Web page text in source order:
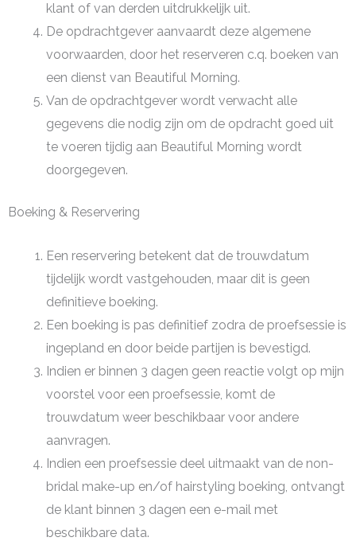
klant of van derden uitdrukkelijk uit.
De opdrachtgever aanvaardt deze algemene
voorwaarden, door het reserveren c.q. boeken van
een dienst van Beautiful Morning.
Van de opdrachtgever wordt verwacht alle
gegevens die nodig zijn om de opdracht goed uit
te voeren tijdig aan Beautiful Morning wordt
doorgegeven.
Boeking & Reservering
Een reservering betekent dat de trouwdatum
tijdelijk wordt vastgehouden, maar dit is geen
definitieve boeking.
Een boeking is pas definitief zodra de proefsessie is
ingepland en door beide partijen is bevestigd.
Indien er binnen 3 dagen geen reactie volgt op mijn
voorstel voor een proefsessie, komt de
trouwdatum weer beschikbaar voor andere
aanvragen.
Indien een proefsessie deel uitmaakt van de non-
bridal make-up en/of hairstyling boeking, ontvangt
de klant binnen 3 dagen een e-mail met
beschikbare data.